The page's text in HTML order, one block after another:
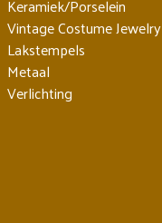
Keramiek/Porselein
Vintage Costume Jewelry
Lakstempels
Metaal
Verlichting